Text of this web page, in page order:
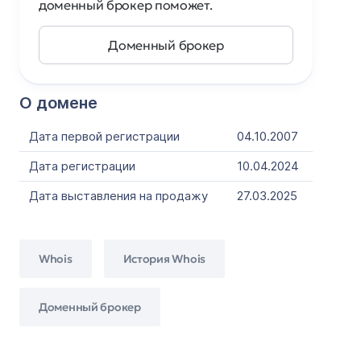
О домене
Дата первой регистрации
04.10.2007
Дата регистрации
10.04.2024
Дата выставления на продажу
27.03.2025
Whois История Whois
Доменный брокер
доменный брокер поможет.
Доменный брокер